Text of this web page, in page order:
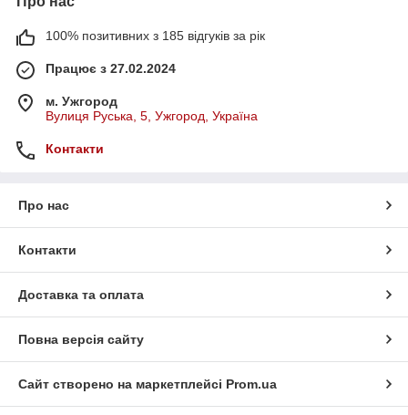
100% позитивних з 185 відгуків за рік
Працює з 27.02.2024
м. Ужгород
Вулиця Руська, 5, Ужгород, Україна
Контакти
Про нас
Контакти
Доставка та оплата
Повна версія сайту
Сайт створено на маркетплейсі Prom.ua